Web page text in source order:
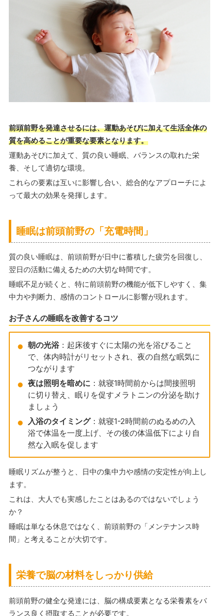
前頭前野を発達させるには、運動あそびに加えて生活全体の
質を高めることが重要な要素となります。
運動あそびに加えて、質の良い睡眠、バランスの取れた栄
養、そして適切な環境。
これらの要素は互いに影響し合い、総合的なアプローチによ
って最大の効果を発揮します。
睡眠は前頭前野の「充電時間」
質の良い睡眠は、前頭前野が日中に蓄積した疲労を回復し、
翌日の活動に備えるための大切な時間です。
睡眠不足が続くと、特に前頭前野の機能が低下しやすく、集
中力や判断力、感情のコントロールに影響が現れます。
お子さんの睡眠を改善するコツ
朝の光浴：起床後すぐに太陽の光を浴びること
で、体内時計がリセットされ、夜の自然な眠気に
つながります
夜は照明を暗めに ：就寝1時間前からは間接照明
に切り替え、眠りを促すメラトニンの分泌を助け
ましょう
入浴のタイミング：就寝1-2時間前のぬるめの入
浴で体温を一度上げ、その後の体温低下により自
然な入眠を促します
睡眠リズムが整うと、日中の集中力や感情の安定性が向上し
ます。
これは、大人でも実感したことはあるのではないでしょう
か？
睡眠は単なる休息ではなく、前頭前野の「メンテナンス時
間」と考えることが大切です。
栄養で脳の材料をしっかり供給
前頭前野の健全な発達には、脳の構成要素となる栄養素をバ
ランス良く摂取することが必要です。